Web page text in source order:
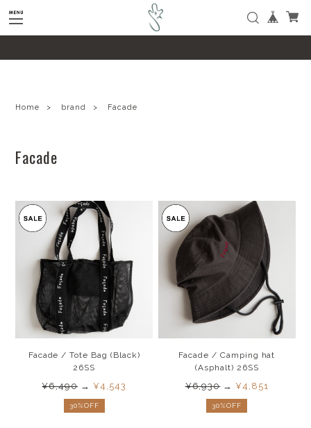
google-site-verification=SHQu5n4yz7-
tPsbAaiX89DBKMypZL6raQx7JsECLt-4
Home brand Facade
Facade
Facade / Tote Bag (Black)
26SS
¥6,490→¥4,543
30%OFF
Facade / Camping hat
(Asphalt) 26SS
¥6,930→¥4,851
30%OFF